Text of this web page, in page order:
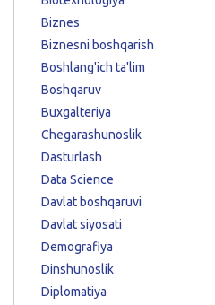
Biznes
Biznesni boshqarish
Boshlang'ich ta'lim
Boshqaruv
Buxgalteriya
Chegarashunoslik
Dasturlash
Data Science
Davlat boshqaruvi
Davlat siyosati
Demografiya
Dinshunoslik
Diplomatiya